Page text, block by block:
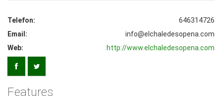
Telefon:
646314726
Email:
info@elchaledesopena.com
Web:
http://www.elchaledesopena.com
Features